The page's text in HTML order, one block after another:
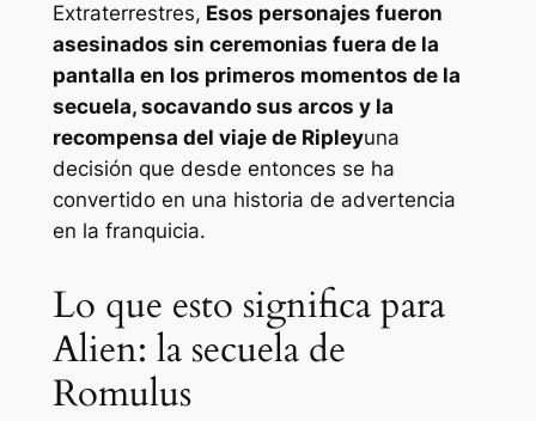
Extraterrestres, Esos personajes fueron
asesinados sin ceremonias fuera de la
pantalla en los primeros momentos de la
secuela, socavando sus arcos y la
recompensa del viaje de Ripleyuna
decisión que desde entonces se ha
convertido en una historia de advertencia
en la franquicia.
Lo que esto significa para
Alien: la secuela de
Romulus